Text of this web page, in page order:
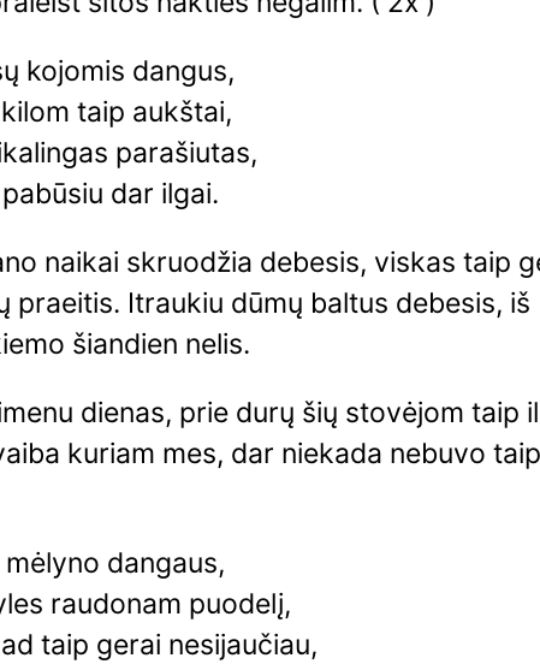
kojomis dangus,
taip aukštai,
parašiutas,
dar ilgai.
naikai skruodžia debesis, viskas taip
praeitis. Itraukiu dūmų baltus debesis, iš
šiandien nelis.
dienas, prie durų šių stovėjom taip
kuriam mes, dar niekada nebuvo
dangaus,
raudonam puodelį,
taip gerai nesijaučiau,